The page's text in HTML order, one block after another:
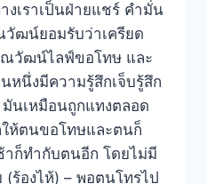
งเราเป็นฝ่ายแชร์ คำมั่น
ฒน์ยอมรับว่าเครียด
วัฒน์ไลฟ์ขอโทษ และ
นึ่งมีความรู้สึกเจ็บรู้สึก
นเหมือนถูกแทงตลอด
ห้ตนขอโทษและตนก็
ก็ทำกับตนอีก โดยไม่มี
ร้องไห้) – พอตนโทรไป